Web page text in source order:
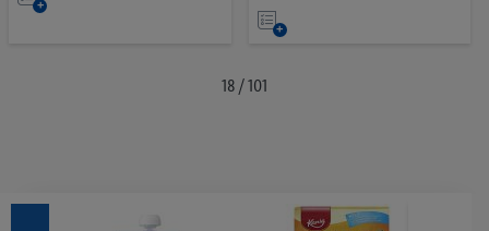
Auf
18 / 101